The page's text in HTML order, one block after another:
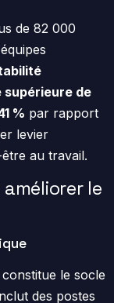
de 82 000
de
% par rapport
levier
au travail.
le
constitue le socle
des postes